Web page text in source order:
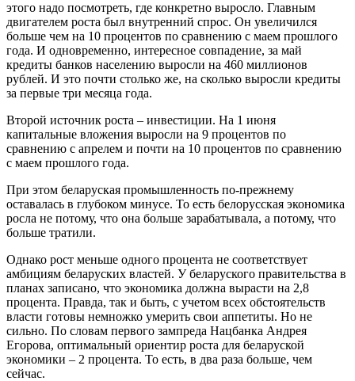
этого надо посмотреть, где конкретно выросло. Главным
двигателем роста был внутренний спрос. Он увеличился
больше чем на 10 процентов по сравнению с маем прошлого
года. И одновременно, интересное совпадение, за май
кредиты банков населению выросли на 460 миллионов
рублей. И это почти столько же, на сколько выросли кредиты
за первые три месяца года.
Второй источник роста – инвестиции. На 1 июня
капитальные вложения выросли на 9 процентов по
сравнению с апрелем и почти на 10 процентов по сравнению
с маем прошлого года.
При этом беларуская промышленность по-прежнему
оставалась в глубоком минусе. То есть белорусская экономика
росла не потому, что она больше зарабатывала, а потому, что
больше тратили.
Однако рост меньше одного процента не соответствует
амбициям беларуских властей. У беларуского правительства в
планах записано, что экономика должна вырасти на 2,8
процента. Правда, так и быть, с учетом всех обстоятельств
власти готовы немножко умерить свои аппетиты. Но не
сильно. По словам первого зампреда Нацбанка Андрея
Егорова, оптимальный ориентир роста для беларуской
экономики – 2 процента. То есть, в два раза больше, чем
сейчас.